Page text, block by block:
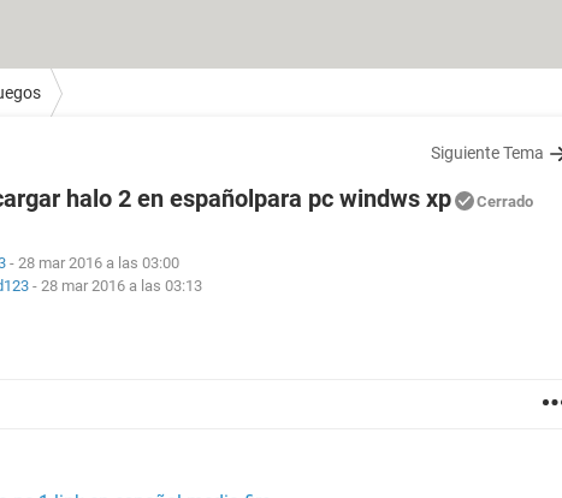
Siguiente Tema
halo 2 en españolpara pc windws xp Cerrado
- 28 mar 2016 a las 03:00
- 28 mar 2016 a las 03:13